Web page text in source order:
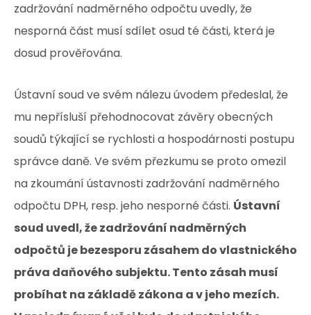
zadržování nadměrného odpočtu uvedly, že
nesporná část musí sdílet osud té části, která je
dosud prověřována.
Ústavní soud ve svém nálezu úvodem předeslal, že
mu nepřísluší přehodnocovat závěry obecných
soudů týkající se rychlosti a hospodárnosti postupu
správce daně. Ve svém přezkumu se proto omezil
na zkoumání ústavnosti zadržování nadměrného
odpočtu DPH, resp. jeho nesporné části. Ústavní
soud uvedl, že zadržování nadměrných
odpočtů je bezesporu zásahem do vlastnického
práva daňového subjektu. Tento zásah musí
probíhat na základě zákona a v jeho mezích.